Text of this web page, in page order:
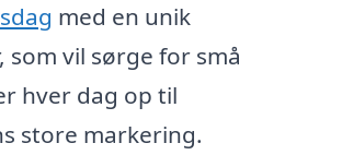
med en unik
som vil sørge for små
hver dag op til
store markering.